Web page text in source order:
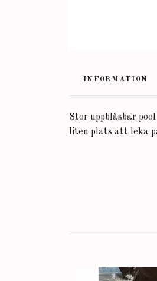
INFORMATION
Stor uppblåsbar
liten plats att leka